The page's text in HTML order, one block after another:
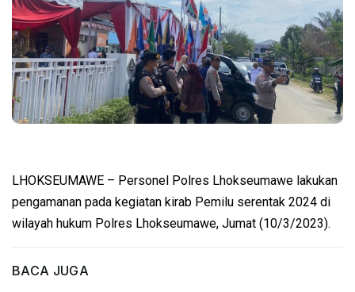
LHOKSEUMAWE – Personel Polres Lhokseumawe lakukan
pengamanan pada kegiatan kirab Pemilu serentak 2024 di
wilayah hukum Polres Lhokseumawe, Jumat (10/3/2023).
BACA JUGA